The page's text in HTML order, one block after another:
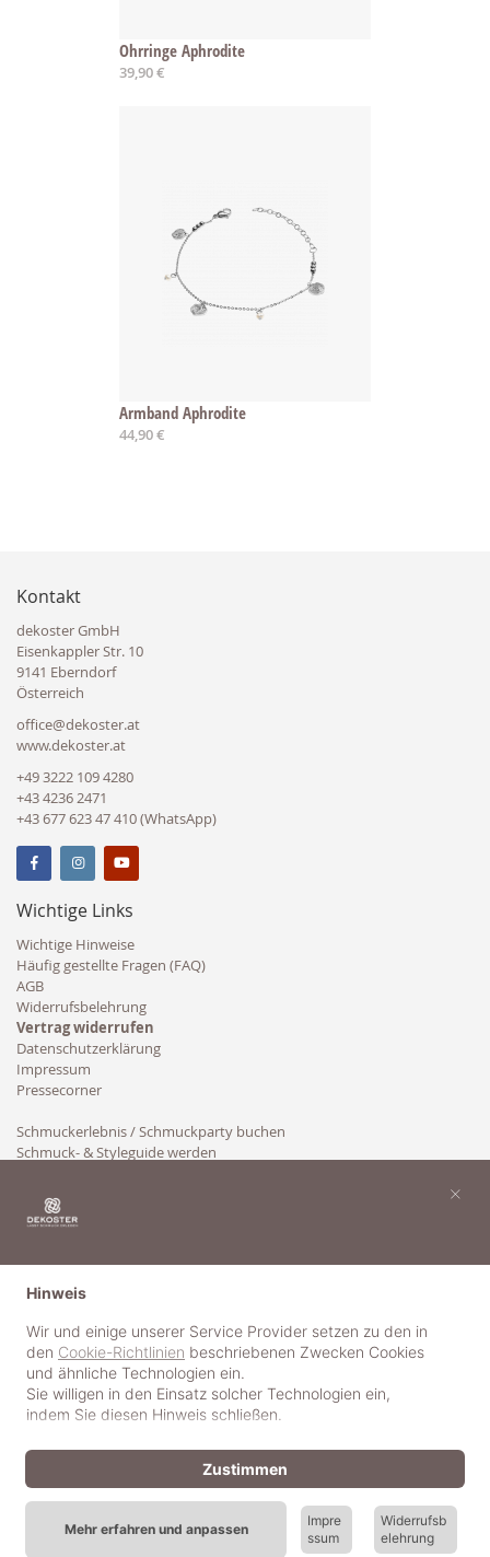
Ohrringe Aphrodite
39,90 €
Armband Aphrodite
44,90 €
Kontakt
dekoster GmbH
Eisenkappler Str. 10
9141 Eberndorf
Österreich
office@dekoster.at
www.dekoster.at
+49 3222 109 4280
+43 4236 2471
+43 677 623 47 410 (WhatsApp)
Wichtige Links
Wichtige Hinweise
Häufig gestellte Fragen (FAQ)
AGB
Widerrufsbelehrung
Vertrag widerrufen
Datenschutzerklärung
Impressum
Pressecorner
Schmuckerlebnis / Schmuckparty buchen
Schmuck- & Styleguide werden
© 2018-2025 dekoster GmbH
Hinweis
Wir und einige unserer Service Provider setzen zu den in
den Cookie-Richtlinien beschriebenen Zwecken Cookies
und ähnliche Technologien ein.
Sie willigen in den Einsatz solcher Technologien ein,
indem Sie diesen Hinweis schließen.
Mehr erfahren und anpassen
Impre
ssum
Widerrufsb
elehrung
Zustimmen
×